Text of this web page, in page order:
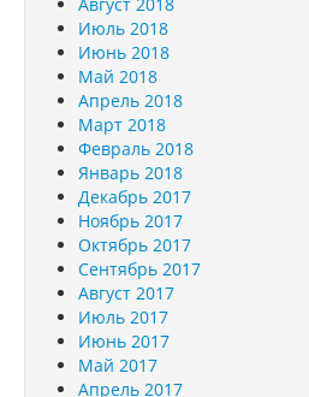
Июль 2018
Июнь 2018
Май 2018
Апрель 2018
Март 2018
Февраль 2018
Январь 2018
Декабрь 2017
Ноябрь 2017
Октябрь 2017
Сентябрь 2017
Август 2017
Июль 2017
Июнь 2017
Май 2017
Апрель 2017